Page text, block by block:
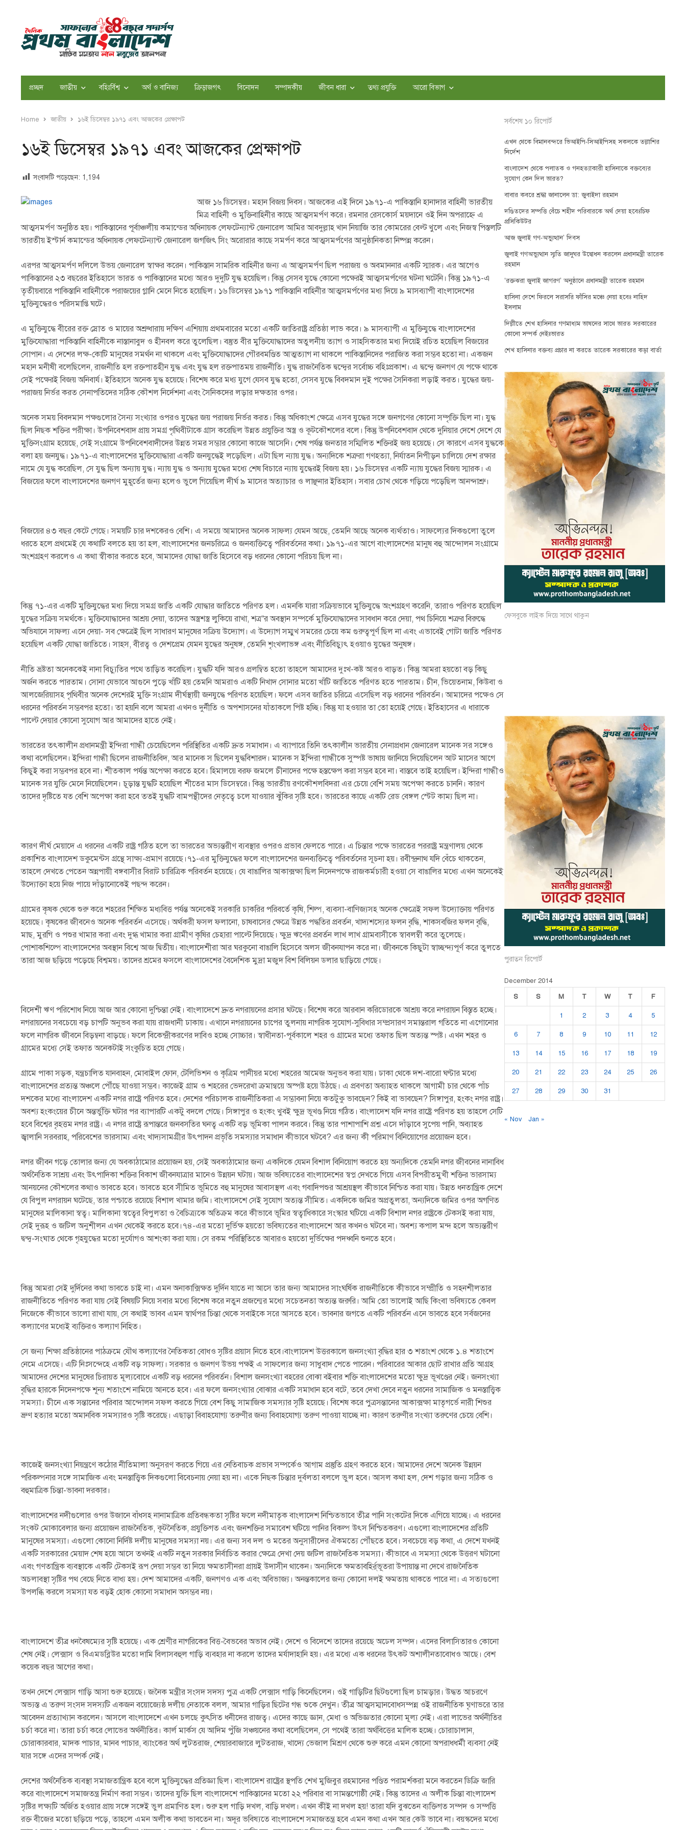
প্রচ্ছদ জাতীয় বহিঃর্বিশ্ব অর্থ ও বানিজ্য ক্রিড়াজগৎ বিনোদন সম্পাদকীয় জীবন ধারা তথ্য প্রযুক্তি আরো বিভাগ
Home জাতীয় ১৬ই ডিসেম্বর ১৯৭১ এবং আজকের প্রেক্ষাপট
১৬ই ডিসেম্বর ১৯৭১ এবং আজকের প্রেক্ষাপট
সংবাদটি পড়েছেন: 1,194
আজ ১৬ ডিসেম্বর। মহান বিজয় দিবস। আজকের এই দিনে ১৯৭১-এ পাকিস্তানি হানাদার বাহিনী ভারতীয়
মিত্র বাহিনী ও মুক্তিবাহিনীর কাছে আত্মসমর্পণ করে। রমনার রেসকোর্স ময়দানে ওই দিন অপরাহ্নে এ
আত্মসমর্পণ অনুষ্ঠিত হয়। পাকিস্তানের পূর্বাঞ্চলীয় কমান্ডের অধিনায়ক লেফটেন্যান্ট জেনারেল আমির আবদুল্লাহ খান নিয়াজি তার কোমরের বেল্ট খুলে এবং নিজস্ব পিস্তলটি
ভারতীয় ইস্টার্ন কমান্ডের অধিনায়ক লেফটেন্যান্ট জেনারেল জগজিৎ সিং অরোরার কাছে সমর্পণ করে আত্মসমর্পণের আনুষ্ঠানিকতা নিষ্পন্ন করেন।
এরপর আত্মসমর্পণ দলিলে উভয় জেনারেল স্বাক্ষর করেন। পাকিস্তান সামরিক বাহিনীর জন্য এ আত্মসমর্পণ ছিল পরাজয় ও অবমাননার একটি স্মারক। এর আগেও
পাকিস্তানের ২৩ বছরের ইতিহাসে ভারত ও পাকিস্তানের মধ্যে আরও দুদুটি যুদ্ধ হয়েছিল। কিন্তু সেসব যুদ্ধে কোনো পক্ষেরই আত্মসমর্পণের ঘটনা ঘটেনি। কিন্তু ১৯৭১-এ
তৃতীয়বারে পাকিস্তানি বাহিনীকে পরাজয়ের গ্লানি মেনে নিতে হয়েছিল। ১৬ ডিসেম্বর ১৯৭১ পাকিস্তানি বাহিনীর আত্মসমর্পণের মধ্য দিয়ে ৯ মাসব্যাপী বাংলাদেশের
মুক্তিযুদ্ধেরও পরিসমাপ্তি ঘটে।
এ মুক্তিযুদ্ধে বীরের রক্ত স্রোত ও মায়ের অশ্রুধারায় দক্ষিণ এশিয়ায় প্রথমবারের মতো একটি জাতিরাষ্ট্র প্রতিষ্ঠা লাভ করে। ৯ মাসব্যাপী এ মুক্তিযুদ্ধে বাংলাদেশের
মুক্তিযোদ্ধারা পাকিস্তানি বাহিনীকে নাস্তানাবুদ ও হীনবল করে তুলেছিল। বস্তুত বীর মুক্তিযোদ্ধাদের অতুলনীয় ত্যাগ ও সাহসিকতার মধ্য দিয়েই রচিত হয়েছিল বিজয়ের
সোপান। এ দেশের লক্ষ-কোটি মানুষের সমর্থন না থাকলে এবং মুক্তিযোদ্ধাদের গৌরবমণ্ডিত আত্মত্যাগ না থাকলে পাকিস্তানিদের পরাজিত করা সম্ভব হতো না। একজন
মহান মনীষী বলেছিলেন, রাজনীতি হল রক্তপাতহীন যুদ্ধ এবং যুদ্ধ হল রক্তপাতময় রাজনীতি। যুদ্ধ রাজনৈতিক দ্বন্দ্বের সর্বোচ্চ বহিঃপ্রকাশ। এ দ্বন্দ্বে জনগণ যে পক্ষে থাকে
সেই পক্ষেরই বিজয় অনিবার্য। ইতিহাসে অনেক যুদ্ধ হয়েছে। বিশেষ করে মধ্য যুগে যেসব যুদ্ধ হতো, সেসব যুদ্ধে বিবদমান দুই পক্ষের সৈনিকরা লড়াই করত। যুদ্ধের জয়-
পরাজয় নির্ভর করত সেনাপতিদের সঠিক কৌশল নির্দেশনা এবং সৈনিকদের লড়ার দক্ষতার ওপর।
অনেক সময় বিবদমান পক্ষগুলোর সৈন্য সংখ্যার ওপরও যুদ্ধের জয় পরাজয় নির্ভর করত। কিন্তু অধিকাংশ ক্ষেত্রে এসব যুদ্ধের সঙ্গে জনগণের কোনো সম্পৃক্তি ছিল না। যুদ্ধ
ছিল নিছক শক্তির পরীক্ষা। উপনিবেশবাদ প্রায় সমগ্র পৃথিবীটাকে গ্রাস করেছিল উন্নত প্রযুক্তির অস্ত্র ও কূটকৌশলের বলে। কিন্তু উপনিবেশবাদ থেকে দুনিয়ার দেশে দেশে যে
মুক্তিসংগ্রাম হয়েছে, সেই সংগ্রামে উপনিবেশবাদীদের উন্নত সমর সম্ভার কোনো কাজে আসেনি। শেষ পর্যন্ত জনতার সম্মিলিত শক্তিরই জয় হয়েছে। সে কারণে এসব যুদ্ধকে
বলা হয় জনযুদ্ধ। ১৯৭১-এ বাংলাদেশের মুক্তিযোদ্ধারা একটি জনযুদ্ধেই লড়েছিল। এটা ছিল ন্যায় যুদ্ধ। অন্যদিকে শত্রুরা গণহত্যা, নির্যাতন নিপীড়ন চালিয়ে দেশ রক্ষার
নামে যে যুদ্ধ করেছিল, সে যুদ্ধ ছিল অন্যায় যুদ্ধ। ন্যায় যুদ্ধ ও অন্যায় যুদ্ধের মধ্যে শেষ বিচারে ন্যায় যুদ্ধেরই বিজয় হয়। ১৬ ডিসেম্বর একটি ন্যায় যুদ্ধের বিজয় স্মারক। এ
বিজয়ের ফলে বাংলাদেশের জনগণ মুহূর্তের জন্য হলেও ভুলে গিয়েছিল দীর্ঘ ৯ মাসের অত্যাচার ও লাঞ্ছনার ইতিহাস। সবার চোখ থেকে গড়িয়ে পড়েছিল আনন্দাশ্রু।
বিজয়ের ৪৩ বছর কেটে গেছে। সময়টি চার দশকেরও বেশি। এ সময়ে আমাদের অনেক সাফল্য যেমন আছে, তেমনি আছে অনেক ব্যর্থতাও। সাফল্যের দিকগুলো তুলে
ধরতে হলে প্রথমেই যে কথাটি বলতে হয় তা হল, বাংলাদেশের জনচরিত্রে ও জনব্যক্তিত্বে পরিবর্তনের কথা। ১৯৭১-এর আগে বাংলাদেশের মানুষ বহু আন্দোলন সংগ্রামে
অংশগ্রহণ করলেও এ কথা স্বীকার করতে হবে, আমাদের যোদ্ধা জাতি হিসেবে বড় ধরনের কোনো পরিচয় ছিল না।
কিন্তু ৭১-এর একটি মুক্তিযুদ্ধের মধ্য দিয়ে সমগ্র জাতি একটি যোদ্ধার জাতিতে পরিণত হল। এমনকি যারা সক্রিয়ভাবে মুক্তিযুদ্ধে অংশগ্রহণ করেনি, তারাও পরিণত হয়েছিল
যুদ্ধের সক্রিয় সমর্থকে। মুক্তিযোদ্ধাদের আশ্রয় দেয়া, তাদের অস্ত্রশস্ত্র লুকিয়ে রাখা, শত্র“র অবস্থান সম্পর্কে মুক্তিযোদ্ধাদের সাবধান করে দেয়া, পথ চিনিয়ে শত্রুর বিরুদ্ধে
অভিযানে সাফল্য এনে দেয়া- সব ক্ষেত্রেই ছিল সাধারণ মানুষের সক্রিয় উদ্যোগ। এ উদ্যোগ সম্মুখ সমরের চেয়ে কম গুরুত্বপূর্ণ ছিল না এবং এভাবেই গোটা জাতি পরিণত
হয়েছিল একটি যোদ্ধা জাতিতে। সাহস, বীরত্ব ও দেশপ্রেম যেমন যুদ্ধের অনুষঙ্গ, তেমনি শৃংখলাভঙ্গ এবং নীতিবিচ্যুৎ হওয়াও যুদ্ধের অনুষঙ্গ।
নীতি ভ্রষ্টতা অনেককেই নানা বিচ্যুতির পথে তাড়িত করেছিল। যুদ্ধটি যদি আরও প্রলম্বিত হতো তাহলে আমাদের দুঃখ-কষ্ট আরও বাড়ত। কিন্তু আমরা হয়তো বড় কিছু
অর্জন করতে পারতাম। সোনা যেভাবে আগুনে পুড়ে খাঁটি হয় তেমনি আমরাও একটি নিখাদ সোনার মতো খাঁটি জাতিতে পরিণত হতে পারতাম। চীন, ভিয়েতনাম, কিউবা ও
আলজেরিয়াসহ পৃথিবীর অনেক দেশেরই মুক্তি সংগ্রাম দীর্ঘস্থায়ী জনযুদ্ধে পরিণত হয়েছিল। ফলে এসব জাতির চরিত্রে এসেছিল বড় ধরনের পরিবর্তন। আমাদের পক্ষেও সে
ধরনের পরিবর্তন সম্ভবপর হতো। তা হয়নি বলে আমরা এখনও দুর্নীতি ও অপশাসনের যাঁতাকলে পিষ্ট হচ্ছি। কিন্তু যা হওয়ার তা তো হয়েই গেছে। ইতিহাসের এ ধারাকে
পাল্টে দেয়ার কোনো সুযোগ আর আমাদের হাতে নেই।
ভারতের তৎকালীন প্রধানমন্ত্রী ইন্দিরা গান্ধী চেয়েছিলেন পরিস্থিতির একটি দ্রুত সমাধান। এ ব্যাপারে তিনি তৎকালীন ভারতীয় সেনাপ্রধান জেনারেল মানেক সর সঙ্গেও
কথা বলেছিলেন। ইন্দিরা গান্ধী ছিলেন রাজনীতিবিদ, আর মানেক স ছিলেন যুদ্ধবিশারদ। মানেক স ইন্দিরা গান্ধীকে সুস্পষ্ট ভাষায় জানিয়ে দিয়েছিলেন আট মাসের আগে
কিছুই করা সম্ভবপর হবে না। শীতকাল পর্যন্ত অপেক্ষা করতে হবে। হিমালয়ে বরফ জমলে চীনাদের পক্ষে হস্তক্ষেপ করা সম্ভব হবে না। বাস্তবে তাই হয়েছিল। ইন্দিরা গান্ধীও
মানেক সর যুক্তি মেনে নিয়েছিলেন। চূড়ান্ত যুদ্ধটি হয়েছিল শীতের মাস ডিসেম্বরে। কিন্তু ভারতীয় রণকৌশলবিদরা এর চেয়ে বেশি সময় অপেক্ষা করতে চাননি। কারণ
তাদের দৃষ্টিতে যত বেশি অপেক্ষা করা হবে ততই যুদ্ধটি বামপন্থীদের নেতৃত্বে চলে যাওয়ার ঝুঁকির সৃষ্টি হবে। ভারতের কাছে একটি রেড বেঙ্গল স্টেট কাম্য ছিল না।
কারণ দীর্ঘ মেয়াদে এ ধরনের একটি রাষ্ট্র গঠিত হলে তা ভারতের অভ্যন্তরীণ ব্যবস্থার ওপরও প্রভাব ফেলতে পারে। এ চিন্তার পক্ষে ভারতের পররাষ্ট্র মন্ত্রণালয় থেকে
প্রকাশিত বাংলাদেশ ডকুমেন্টস গ্রন্থে সাক্ষ্য-প্রমাণ রয়েছে।৭১-এর মুক্তিযুদ্ধের ফলে বাংলাদেশের জনব্যক্তিত্বে পরিবর্তনের সূচনা হয়। রবীন্দ্রনাথ যদি বেঁচে থাকতেন,
তাহলে দেখতে পেতেন অন্নপায়ী বঙ্গবাসীর বিরাট চারিত্রিক পরিবর্তন হয়েছে। যে বাঙালির আকাক্সক্ষা ছিল নিদেনপক্ষে রাজকর্মচারী হওয়া সে বাঙালির মধ্যে এখন অনেকেই
উদ্যোক্তা হয়ে নিজ পায়ে দাঁড়ানোকেই পছন্দ করেন।
গ্রামের কৃষক থেকে শুরু করে শহরের শিক্ষিত মধ্যবিত্ত পর্যন্ত অনেকেই সরকারি চাকরির পরিবর্তে কৃষি, শিল্প, ব্যবসা-বাণিজ্যসহ অনেক ক্ষেত্রেই সফল উদ্যোক্তায় পরিণত
হয়েছে। কৃষকের জীবনেও অনেক পরিবর্তন এসেছে। অর্থকরী ফসল ফলানো, চাষবাসের ক্ষেত্রে উন্নত পদ্ধতির প্রবর্তন, খাদ্যশস্যের ফলন বৃদ্ধি, শাকসবজির ফলন বৃদ্ধি,
মাছ, মুরগি ও পশুর খামার করা এবং দুগ্ধ খামার করা গ্রামীণ কৃষির চেহারা পাল্টে দিয়েছে। ক্ষুদ্র ঋণের প্রবর্তন লাখ লাখ গ্রামবাসীকে স্বাবলম্বী করে তুলেছে।
পোশাকশিল্পে বাংলাদেশের অবস্থান বিশ্বে আজ দ্বিতীয়। বাংলাদেশীরা আর ঘরকুনো বাঙালি হিসেবে অলস জীবনযাপন করে না। জীবনকে কিছুটা স্বাচ্ছন্দ্যপূর্ণ করে তুলতে
তারা আজ ছড়িয়ে পড়েছে বিশ্বময়। তাদের শ্রমের ফসলে বাংলাদেশের বৈদেশিক মুদ্রা মজুদ বিশ বিলিয়ন ডলার ছাড়িয়ে গেছে।
বিদেশী ঋণ পরিশোধ নিয়ে আজ আর কোনো দুশ্চিন্তা নেই। বাংলাদেশে দ্রুত নগরায়নের প্রসার ঘটছে। বিশেষ করে আরবান করিডোরকে আশ্রয় করে নগরায়ন বিস্তৃত হচ্ছে।
নগরায়নের সবচেয়ে বড় চাপটি অনুভব করা যায় রাজধানী ঢাকায়। এখানে নগরায়নের চাপের তুলনায় নাগরিক সুযোগ-সুবিধার সম্প্রসারণ সমান্তরাল গতিতে না এগোনোর
ফলে নাগরিক জীবনে বিড়ম্বনা বাড়ছে। ফলে বিকেন্দ্রীকরণের দাবিও হচ্ছে সোচ্চার। স্বাধীনতা-পূর্বকালে শহর ও গ্রামের মধ্যে তফাত ছিল অত্যন্ত স্পষ্ট। এখন শহর ও
গ্রামের মধ্যে সেই তফাত অনেকটাই সংকুচিত হয়ে গেছে।
গ্রামে পাকা সড়ক, যন্ত্রচালিত যানবাহন, মোবাইল ফোন, টেলিভিশন ও কৃত্রিম পানীয়র মধ্যে শহরের আমেজ অনুভব করা যায়। ঢাকা থেকে দশ-বারো ঘণ্টার মধ্যে
বাংলাদেশের প্রত্যন্ত অঞ্চলে পৌঁছে যাওয়া সম্ভব। কাজেই গ্রাম ও শহরের ভেদরেখা ক্রমান্বয়ে অস্পষ্ট হয়ে উঠছে। এ প্রবণতা অব্যাহত থাকলে আগামী চার থেকে পাঁচ
দশকের মধ্যে বাংলাদেশ একটি নগর রাষ্ট্রে পরিণত হবে। দেশের পরিচালক রাজনীতিকরা এ সম্ভাবনা নিয়ে কতটুকু ভাবছেন? কিই বা ভাবছেন? সিঙ্গাপুর, হংকং নগর রাষ্ট্র।
অবশ্য হংকংয়ের চীনে অন্তর্ভুক্তি ঘটার পর ব্যাপারটি একটু বদলে গেছে। সিঙ্গাপুর ও হংকং খুবই ক্ষুদ্র ভূখণ্ড নিয়ে গঠিত। বাংলাদেশ যদি নগর রাষ্ট্রে পরিণত হয় তাহলে সেটি
হবে বিশ্বের বৃহত্তম নগর রাষ্ট্র। এ নগর রাষ্ট্রে রূপান্তরে জনবসতির ঘনত্ব একটি বড় ভূমিকা পালন করবে। কিন্তু তার পাশাপাশি প্রশ্ন এসে দাঁড়াবে সুপেয় পানি, অব্যাহত
জ্বালানি সরবরাহ, পরিবেশের ভারসাম্য এবং খাদ্যসামগ্রীর উৎপাদন প্রভৃতি সমস্যার সমাধান কীভাবে ঘটবে? এর জন্য কী পরিমাণ বিনিয়োগের প্রয়োজন হবে।
নগর জীবন গড়ে তোলার জন্য যে অবকাঠামোর প্রয়োজন হয়, সেই অবকাঠামোর জন্য একদিকে যেমন বিশাল বিনিয়োগ করতে হয় অন্যদিকে তেমনি নগর জীবনের নানাবিধ
অর্থনৈতিক সাশ্রয় এবং উৎপাদিকা শক্তির বিকাশ জীবনযাত্রার মানেও উন্নয়ন ঘটায়। আজ ভবিষ্যতের বাংলাদেশের স্বপ্ন দেখতে গিয়ে এসব বিপরীতমুখী শক্তির ভারসাম্য
আনয়নের কৌশলের কথাও ভাবতে হবে। ভাবতে হবে সীমিত ভূমিতে বহু মানুষের আবাসস্থল এবং গবাদিপশুর আশ্রয়স্থল কীভাবে নিশ্চিত করা যায়। উন্নত ধনতান্ত্রিক দেশে
যে বিপুল নগরায়ন ঘটেছে, তার পশ্চাতে রয়েছে বিশাল খামার জমি। বাংলাদেশে সেই সুযোগ অত্যন্ত সীমিত। একদিকে জমির অপ্রতুলতা, অন্যদিকে জমির ওপর অগণিত
মানুষের মালিকানা স্বত্ব। মালিকানা স্বত্বের বিপুলতা ও বৈচিত্র্যকে অতিক্রম করে কীভাবে ভূমির স্বত্বাধিকারে সংস্কার ঘটিয়ে একটি বিশাল নগর রাষ্ট্রকে টেকসই করা যায়,
সেই দুরূহ ও জটিল অনুশীলন এখন থেকেই করতে হবে।৭৪-এর মতো দুর্ভিক্ষ হয়তো ভবিষ্যতের বাংলাদেশে আর কখনও ঘটবে না। অবশ্য কপাল মন্দ হলে অভ্যন্তরীণ
দ্বন্দ্ব-সংঘাত থেকে গৃহযুদ্ধের মতো দুর্যোগও আশংকা করা যায়। সে রকম পরিস্থিতিতে আবারও হয়তো দুর্ভিক্ষের পদধ্বনি শুনতে হবে।
কিন্তু আমরা সেই দুর্দিনের কথা ভাবতে চাই না। এমন অনাকাক্সিক্ষত দুর্দিন যাতে না আসে তার জন্য আমাদের সাংঘর্ষিক রাজনীতিকে কীভাবে সম্প্রীতি ও সহনশীলতার
রাজনীতিতে পরিণত করা যায় সেই বিষয়টি নিয়ে সবার মধ্যে বিশেষ করে নতুন প্রজন্মের মধ্যে সচেতনতা অত্যন্ত জরুরি। আমি তো ভালোই আছি কিংবা ভবিষ্যতে কেবল
নিজেকে কীভাবে ভালো রাখা যায়, সে কথাই ভাবব এমন স্বার্থপর চিন্তা থেকে সবাইকে সরে আসতে হবে। ভাবনার জগতে একটি পরিবর্তন এনে ভাবতে হবে সর্বজনের
কল্যাণের মধ্যেই ব্যক্তিরও কল্যাণ নিহিত।
সে জন্য শিক্ষা প্রতিষ্ঠানের পাঠক্রমে যৌথ কল্যাণের নৈতিকতা বোধও সৃষ্টির প্রয়াস নিতে হবে।বাংলাদেশ উত্তরকালে জনসংখ্যা বৃদ্ধির হার ৩ শতাংশ থেকে ১.৪ শতাংশে
নেমে এসেছে। এটি নিঃসন্দেহে একটি বড় সাফল্য। সরকার ও জনগণ উভয় পক্ষই এ সাফল্যের জন্য সাধুবাদ পেতে পারেন। পরিবারের আকার ছোট রাখার প্রতি আগ্রহ
আমাদের দেশের মানুষের চিরায়ত মূল্যবোধে একটি বড় ধরনের পরিবর্তন। বিশাল জনসংখ্যা বহরের বোঝা বইবার শক্তি বাংলাদেশের মতো ক্ষুদ্র ভূখণ্ডের নেই। জনসংখ্যা
বৃদ্ধির হারকে নিদেনপক্ষে শূন্য শতাংশে নামিয়ে আনতে হবে। এর ফলে জনসংখ্যার বোঝার একটি সমাধান হবে বটে, তবে দেখা দেবে নতুন ধরনের সামাজিক ও মনস্তাত্ত্বিক
সমস্যা। চীনে এক সন্তানের পরিবার আন্দোলন সফল করতে গিয়ে বেশ কিছু সামাজিক সমস্যার সৃষ্টি হয়েছে। বিশেষ করে পুত্রসন্তানের আকাক্সক্ষা মাতৃগর্ভে নারী শিশুর
ভ্রুণ হত্যার মতো অমানবিক সমস্যারও সৃষ্টি করেছে। এছাড়া বিবাহযোগ্য তরুণীর জন্য বিবাহযোগ্য তরুণ পাওয়া যাচ্ছে না। কারণ তরুণীর সংখ্যা তরুণের চেয়ে বেশি।
কাজেই জনসংখ্যা নিয়ন্ত্রণে কঠোর নীতিমালা অনুসরণ করতে গিয়ে এর নেতিবাচক প্রভাব সম্পর্কেও আগাম প্রস্তুতি গ্রহণ করতে হবে। আমাদের দেশে অনেক উন্নয়ন
পরিকল্পনার সঙ্গে সামাজিক এবং মনস্তাত্ত্বিক দিকগুলো বিবেচনায় নেয়া হয় না। একে নিছক চিন্তার দুর্বলতা বললে ভুল হবে। আসল কথা হল, দেশ গড়ার জন্য সঠিক ও
বহুমাত্রিক চিন্তা-ভাবনা দরকার।
বাংলাদেশের নদীগুলোর ওপর উজানে বাঁধসহ নানামাত্রিক প্রতিবন্ধকতা সৃষ্টির ফলে নদীমাতৃক বাংলাদেশ নিশ্চিতভাবে তীব্র পানি সংকটের দিকে এগিয়ে যাচ্ছে। এ ধরনের
সংকট মোকাবেলার জন্য প্রয়োজন রাজনৈতিক, কূটনৈতিক, প্রযুক্তিগত এবং জনশক্তির সমাবেশ ঘটিয়ে পানির বিকল্প উৎস নিশ্চিতকরণ। এগুলো বাংলাদেশের প্রতিটি
মানুষের সমস্যা। এগুলো কোনো নির্দিষ্ট দলীয় মানুষের সমস্যা নয়। এর জন্য সব দল ও মতের অনুসারীদের ঐকমত্যে পৌঁছতে হবে। সবচেয়ে বড় কথা, এ দেশে যখনই
একটি সরকারের মেয়াদ শেষ হয়ে আসে তখনই একটি নতুন সরকার নির্বাচিত করার ক্ষেত্রে দেখা দেয় জটিল রাজনৈতিক সমস্যা। কীভাবে এ সমস্যা থেকে উত্তরণ ঘটানো
এবং গণতান্ত্রিক ব্যবস্থাকে একটি টেকসই রূপ দেয়া সম্ভব তা নিয়ে ক্ষমতাসীনরা প্রায়ই উদাসীন থাকেন। অন্যদিকে ক্ষমতাবহির্র্ভূতরা উপায়ান্ত না দেখে রাজনৈতিক
অচলাবস্থা সৃষ্টির পথ বেছে নিতে বাধ্য হয়। দেশ আমাদের একটি, জনগণও এক এবং অবিভাজ্য। অনন্তকালের জন্য কোনো দলই ক্ষমতায় থাকতে পারে না। এ সত্যগুলো
উপলব্ধি করলে সমস্যা যত বড়ই হোক কোনো সমাধান অসম্ভব নয়।
বাংলাদেশে তীব্র ধনবৈষম্যের সৃষ্টি হয়েছে। এক শ্রেণীর নাগরিকের বিত্ত-বৈভবের অভাব নেই। দেশে ও বিদেশে তাদের রয়েছে অঢেল সম্পদ। এদের বিলাসিতারও কোনো
শেষ নেই। লেক্সাস ও বিএমডব্লিউর মতো দামি বিলাসবহুল গাড়ি ব্যবহার না করলে তাদের মর্যাদাহানি হয়। এর মধ্যে এক ধরনের উৎকট অশালীনতাবোধও আছে। বেশ
কয়েক বছর আগের কথা।
তখন দেশে লেক্সাস গাড়ি আসা শুরু হয়েছে। জনৈক মন্ত্রীর সংসদ সদস্য পুত্র একটি লেক্সাস গাড়ি কিনেছিলেন। ওই গাড়িটির ছিটগুলো ছিল চামড়ার। উদ্ধত আচরণে
অভ্যস্ত এ তরুণ সংসদ সদস্যটি একজন বয়োজ্যেষ্ঠ দলীয় নেতাকে বলল, আমার গাড়ির ছিটের গন্ধ শুকে দেখুন। তীব্র আত্মসম্মানবোধসম্পন্ন ওই রাজনীতিক ঘৃণাভরে তার
আবেদন প্রত্যাখ্যান করলেন। আসলে বাংলাদেশে এখন চলছে কুৎসিত ধনীদের রাজত্ব। এদের কাছে জ্ঞান, মেধা ও অভিজ্ঞতার কোনো মূল্য নেই। এরা লাভের অর্থনীতির
চর্চা করে না। তারা চর্চা করে লোভের অর্থনীতির। কার্ল মার্কস যে আদিম পুঁজি সঞ্চয়নের কথা বলেছিলেন, সে পথেই তারা অর্থবিত্তের মালিক হচ্ছে। চোরাচালান,
চোরাকারবার, মাদক পাচার, মানব পাচার, ব্যাংকের অর্থ লুটতরাজ, শেয়ারবাজারে লুটতরাজ, খাদ্যে ভেজাল মিশ্রণ থেকে শুরু করে এমন কোনো অপরাধধর্মী ব্যবসা নেই
যার সঙ্গে এদের সম্পর্ক নেই।
দেশের অর্থনৈতিক ব্যবস্থা সমাজতান্ত্রিক হবে বলে মুক্তিযুদ্ধের প্রতিজ্ঞা ছিল। বাংলাদেশ রাষ্ট্রের স্থপতি শেখ মুজিবুর রহমানের পণ্ডিত পরামর্শকরা মনে করতেন ডিক্রি জারি
করে বাংলাদেশে সমাজতন্ত্র নির্মাণ করা সম্ভব। তাদের যুক্তি ছিল বাংলাদেশে পাকিস্তানের মতো ২২ পরিবার বা সামন্তগোষ্ঠী নেই। কিন্তু তাদের এ অলীক চিন্তা বাংলাদেশ
সৃষ্টির লক্ষ্যটি অর্জিত হওয়ার প্রায় সঙ্গে সঙ্গেই ভুল প্রমাণিত হল। শুরু হল গাড়ি দখল, বাড়ি দখল। এখন কীই না দখল হয়! তারা যদি বুঝতেন ব্যক্তিগত সম্পদ ও সম্পত্তি
রক্ত বীজের মতো ছড়িয়ে পড়ে, তাহলে এমন অলীক কথা ভাবতেন না। অদূর ভবিষ্যতে বাংলাদেশে সমাজতন্ত্র হবে এমন কথা এখন আর কেউ ভাবে না। বয়স্কদের মধ্যে
সর্বশেষ ১০ রিপোর্ট
এখন থেকে বিমানবন্দরে ভিআইপি-সিআইপিসহ সকলকে তল্লাশির
নির্দেশ
বাংলাদেশ থেকে পলাতক ও গনহত্যাকারী হাসিনাকে বক্তব্যের
সুযোগ কেন দিল ভারত?
বাবার কবরে শ্রদ্ধা জানালেন ডা: জুবাইদা রহমান
দণ্ডিতদের সম্পত্তি বেঁচে শহীদ পরিবারকে অর্থ দেয়া হবেঃচিফ
প্রসিকিউটর
আজ জুলাই গণ-অভ্যুত্থান’ দিবস
জুলাই গণঅভ্যুত্থান স্মৃতি জাদুঘর উদ্বোধন করলেন প্রধানমন্ত্রী তারেক
রহমান
‘রক্তঝরা জুলাই জাগরণ’ অনুষ্ঠানে প্রধানমন্ত্রী তারেক রহমান
হাসিনা দেশে ফিরলে সরাসরি ফাঁসির মঞ্চে নেয়া হবেঃ নাহিদ
ইসলাম
দিল্লীতে শেখ হাসিনার গণমাধ্যম ভাষনের সাথে ভারত সরকারের
কোনো সম্পর্ক নেইঃভারত
শেখ হাসিনার বক্তব্য প্রচার না করতে তারেক সরকারের কড়া বার্তা
ফেসবুকে লাইক দিয়ে সাথে থাকুন
পুরাতন রিপোর্ট
December 2014
S
S M T W T F
1 2 3 4 5
6 7 8 9 10 11 12
13 14 15 16 17 18 19
20 21 22 23 24 25 26
27 28 29 30 31
« Nov Jan »